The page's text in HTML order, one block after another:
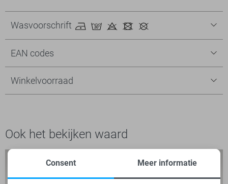
Wasvoorschrift
EAN codes
Winkelvoorraad
Ook het bekijken waard
Consent Meer informatie